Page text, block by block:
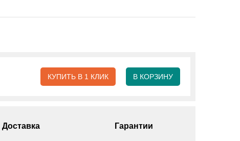
КУПИТЬ В 1 КЛИК В КОРЗИНУ
Доставка Гарантии